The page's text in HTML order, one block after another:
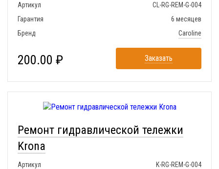
Артикул
CL-RG-REM-G-004
Гарантия
6 месяцев
Бренд
Caroline
200.00 ₽ Заказать
Ремонт гидравлической тележки
Krona
Артикул
K-RG-REM-G-004